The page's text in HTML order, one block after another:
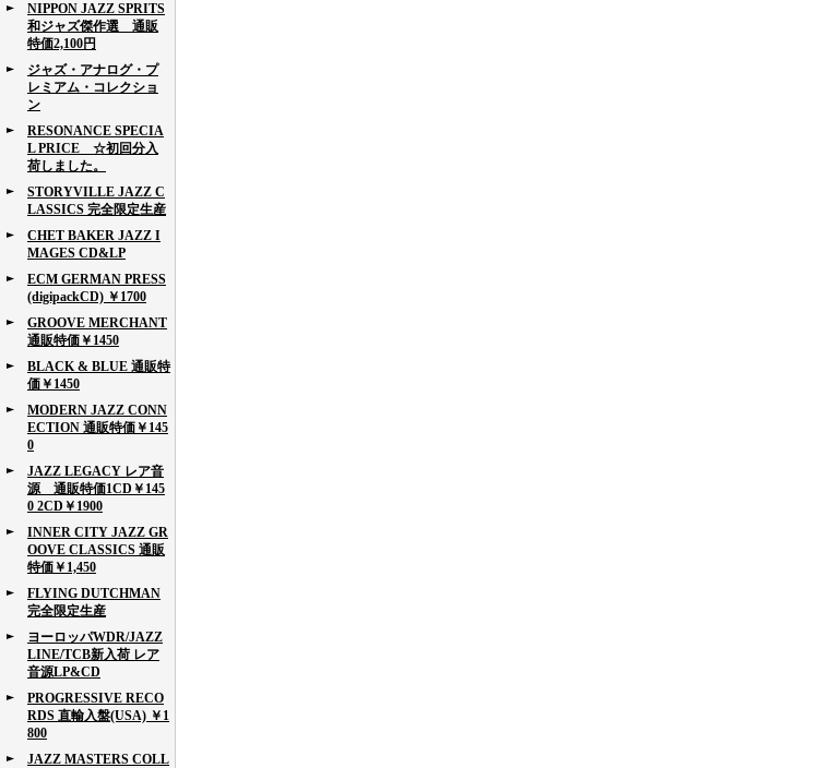
NIPPON JAZZ SPRITS
和ジャズ傑作選 通販
特価2,100円
ジャズ・アナログ・プ
レミアム・コレクショ
ン
RESONANCE SPECIA
L PRICE ☆初回分入
荷しました。
STORYVILLE JAZZ C
LASSICS 完全限定生産
CHET BAKER JAZZ I
MAGES CD&LP
ECM GERMAN PRESS
(digipackCD) ￥1700
GROOVE MERCHANT
通販特価￥1450
BLACK & BLUE 通販特
価￥1450
MODERN JAZZ CONN
ECTION 通販特価￥145
0
JAZZ LEGACY レア音
源 通販特価1CD￥145
0 2CD￥1900
INNER CITY JAZZ GR
OOVE CLASSICS 通販
特価￥1,450
FLYING DUTCHMAN
完全限定生産
ヨーロッパWDR/JAZZ
LINE/TCB新入荷 レア
音源LP&CD
PROGRESSIVE RECO
RDS 直輸入盤(USA) ￥1
800
JAZZ MASTERS COLL